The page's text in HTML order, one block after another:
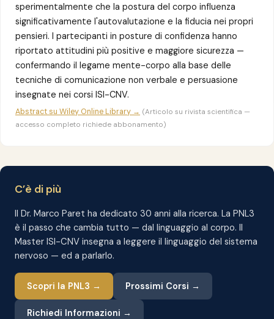
sperimentalmente che la postura del corpo influenza
significativamente l'autovalutazione e la fiducia nei propri
pensieri. I partecipanti in posture di confidenza hanno
riportato attitudini più positive e maggiore sicurezza —
confermando il legame mente-corpo alla base delle
tecniche di comunicazione non verbale e persuasione
insegnate nei corsi ISI-CNV.
Abstract su Wiley Online Library → (Articolo su rivista scientifica —
accesso completo richiede abbonamento)
C’è di più
Il Dr. Marco Paret ha dedicato 30 anni alla ricerca. La PNL3
è il passo che cambia tutto — dal linguaggio al corpo. Il
Master ISI-CNV insegna a leggere il linguaggio del sistema
nervoso — ed a parlarlo.
Scopri la PNL3 → Prossimi Corsi →
Richiedi Informazioni →